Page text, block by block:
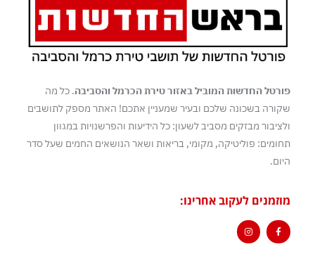
פורטל החדשות המוביל באזור טירת הכרמל והסביבה. כל מה
שקורה בשכונה שלכם ובעיר שמעניין אתכם! האתר מספק לתושבים
ולציבור מבזקים מסביב לשעון: כל הידיעות והפרשנויות במגוון
תחומים: פוליטיקה, מקומי, בריאות ושאר הנושאים החמים שעל סדר
היום.
מוזמנים לעקוב אחרינו: